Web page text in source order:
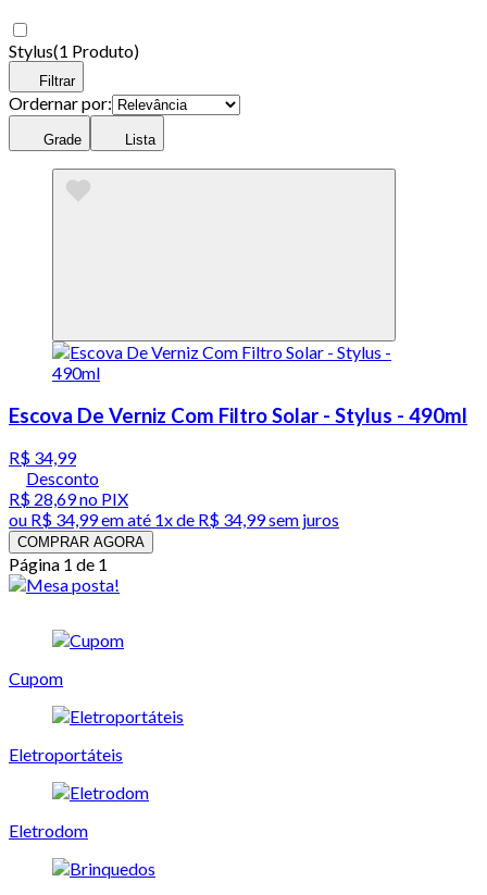
Stylus(1 Produto)
Filtrar
Ordernar por:
Grade Lista
Escova De Verniz Com Filtro Solar - Stylus - 490ml
R$ 34,99
Desconto
R$ 28,69no PIX
ou R$ 34,99em até 1x de R$ 34,99sem juros
COMPRAR AGORA
Página 1 de 1
Cupom
Eletroportáteis
Eletrodom